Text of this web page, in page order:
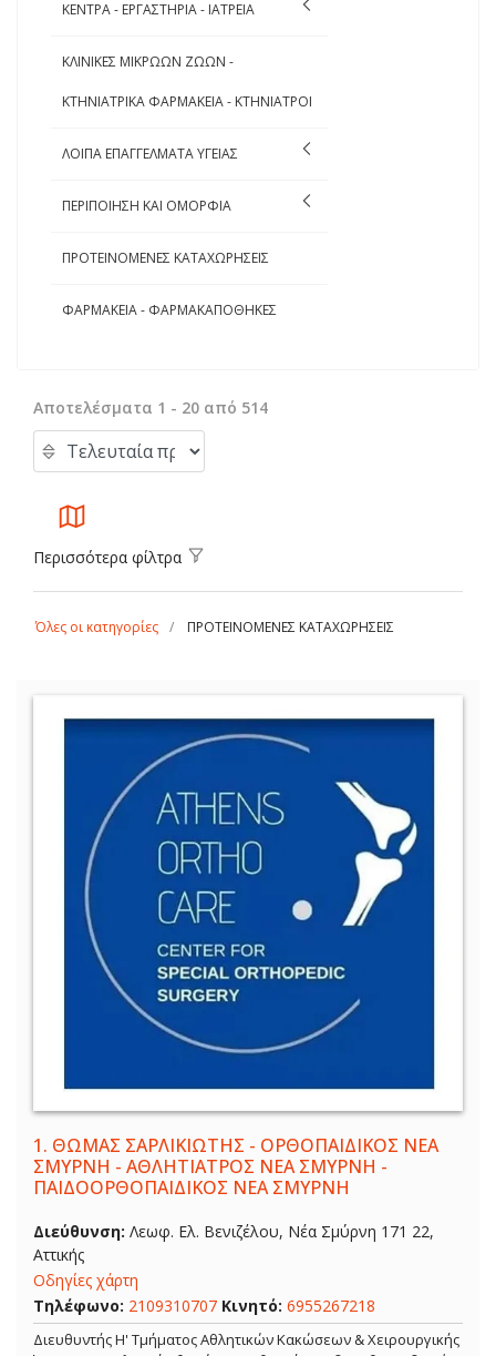
ΚΕΝΤΡΑ - ΕΡΓΑΣΤΗΡΙΑ - ΙΑΤΡΕΙΑ
ΚΛΙΝΙΚΕΣ ΜΙΚΡΩΩΝ ΖΩΩΝ -
ΚΤΗΝΙΑΤΡΙΚΑ ΦΑΡΜΑΚΕΙΑ - ΚΤΗΝΙΑΤΡΟΙ
ΛΟΙΠΑ ΕΠΑΓΓΕΛΜΑΤΑ ΥΓΕΙΑΣ
ΠΕΡΙΠΟΙΗΣΗ ΚΑΙ ΟΜΟΡΦΙΑ
ΠΡΟΤΕΙΝΟΜΕΝΕΣ ΚΑΤΑΧΩΡΗΣΕΙΣ
ΦΑΡΜΑΚΕΙΑ - ΦΑΡΜΑΚΑΠΟΘΗΚΕΣ
Αποτελέσματα 1 - 20 από 514
Περισσότερα φίλτρα
Όλες οι κατηγορίες ΠΡΟΤΕΙΝΟΜΕΝΕΣ ΚΑΤΑΧΩΡΗΣΕΙΣ
1. ΘΩΜΑΣ ΣΑΡΛΙΚΙΩΤΗΣ - ΟΡΘΟΠΑΙΔΙΚΟΣ ΝΕΑ
ΣΜΥΡΝΗ - ΑΘΛΗΤΙΑΤΡΟΣ ΝΕΑ ΣΜΥΡΝΗ -
ΠΑΙΔΟΟΡΘΟΠΑΙΔΙΚΟΣ ΝΕΑ ΣΜΥΡΝΗ
Διεύθυνση: Λεωφ. Ελ. Βενιζέλου, Νέα Σμύρνη 171 22,
Αττικής
Οδηγίες χάρτη
Τηλέφωνο: 2109310707 Κινητό: 6955267218
Διευθυντής Η' Τμήματος Αθλητικών Κακώσεων & Χειρουργικής